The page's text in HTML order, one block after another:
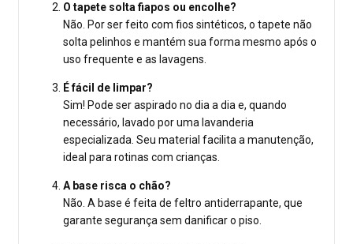
O tapete solta fiapos ou encolhe?
Não. Por ser feito com fios sintéticos, o tapete não
solta pelinhos e mantém sua forma mesmo após o
uso frequente e as lavagens.
É fácil de limpar?
Sim! Pode ser aspirado no dia a dia e, quando
necessário, lavado por uma lavanderia
especializada. Seu material facilita a manutenção,
ideal para rotinas com crianças.
A base risca o chão?
Não. A base é feita de feltro antiderrapante, que
garante segurança sem danificar o piso.